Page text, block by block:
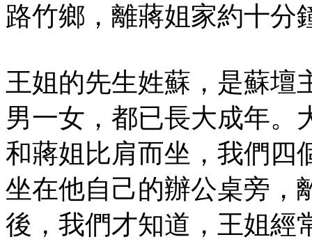
路竹鄉，離蔣姐家約十分
王姐的先生姓蘇，是蘇壇
男一女，都已長大成年。
和蔣姐比肩而坐，我們四
坐在他自己的辦公桌旁，
後，我們才知道，王姐經